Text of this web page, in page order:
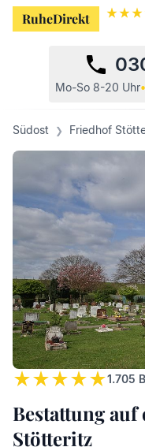
RuheDirekt
Mo-So 8-20 Uhr•
RuheDirekt
Südost Friedhof
1.705
Bestattung
Stötteritz